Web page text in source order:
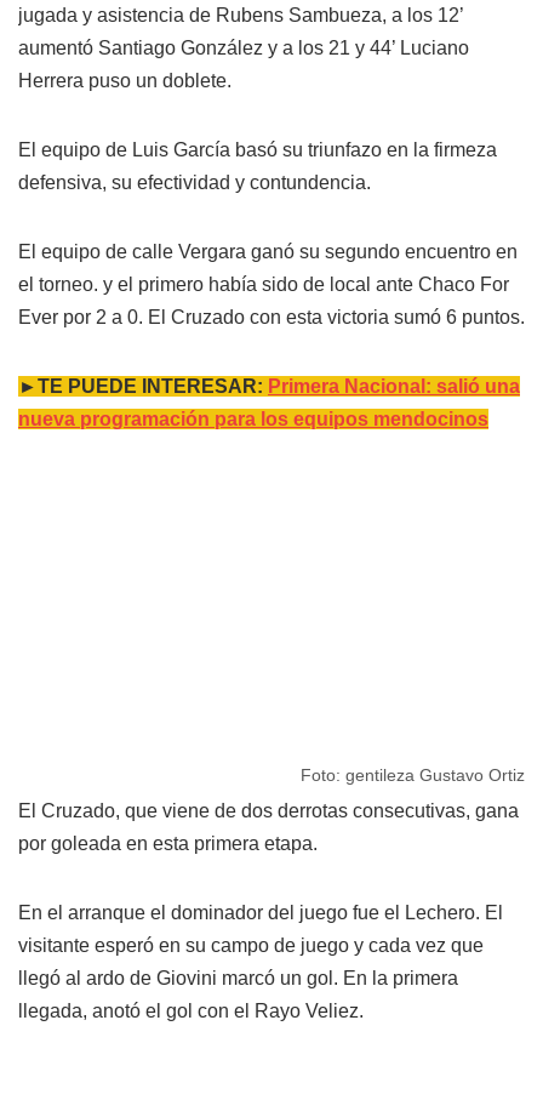
jugada y asistencia de Rubens Sambueza, a los 12’
aumentó Santiago González y a los 21 y 44’ Luciano
Herrera puso un doblete.
El equipo de Luis García basó su triunfazo en la firmeza
defensiva, su efectividad y contundencia.
El equipo de calle Vergara ganó su segundo encuentro en
el torneo. y el primero había sido de local ante Chaco For
Ever por 2 a 0. El Cruzado con esta victoria sumó 6 puntos.
►TE PUEDE INTERESAR: Primera Nacional: salió una
nueva programación para los equipos mendocinos
Foto: gentileza Gustavo Ortiz
El Cruzado, que viene de dos derrotas consecutivas, gana
por goleada en esta primera etapa.
En el arranque el dominador del juego fue el Lechero. El
visitante esperó en su campo de juego y cada vez que
llegó al ardo de Giovini marcó un gol. En la primera
llegada, anotó el gol con el Rayo Veliez.